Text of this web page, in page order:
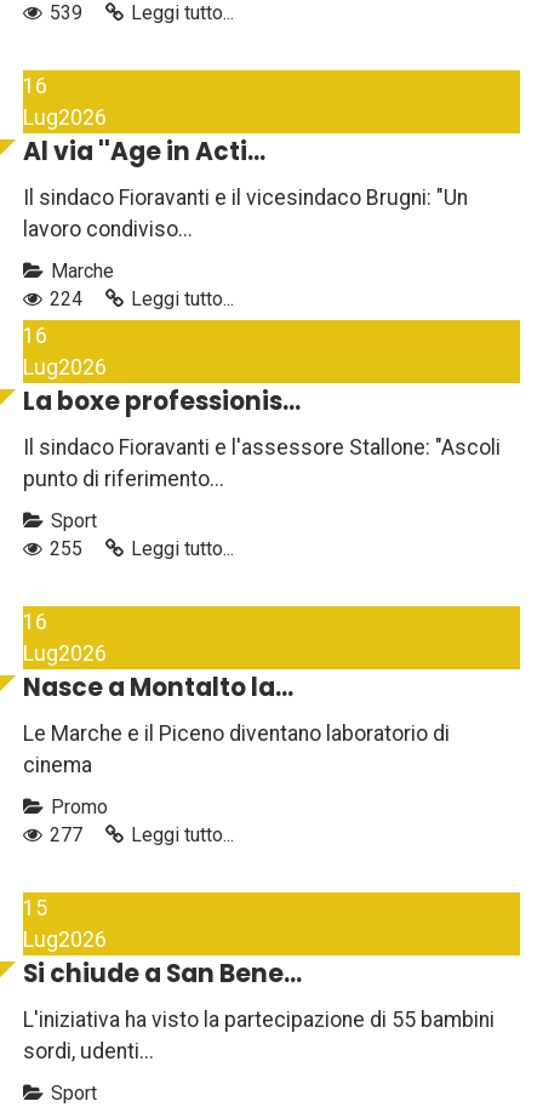
539
Leggi tutto...
16
Lug2026
Al via ''Age in Acti...
Il sindaco Fioravanti e il vicesindaco Brugni: "Un
lavoro condiviso...
Marche
224
Leggi tutto...
16
Lug2026
La boxe professionis...
Il sindaco Fioravanti e l'assessore Stallone: "Ascoli
punto di riferimento...
Sport
255
Leggi tutto...
16
Lug2026
Nasce a Montalto la...
Le Marche e il Piceno diventano laboratorio di
cinema
Promo
277
Leggi tutto...
15
Lug2026
Si chiude a San Bene...
L'iniziativa ha visto la partecipazione di 55 bambini
sordi, udenti...
Sport